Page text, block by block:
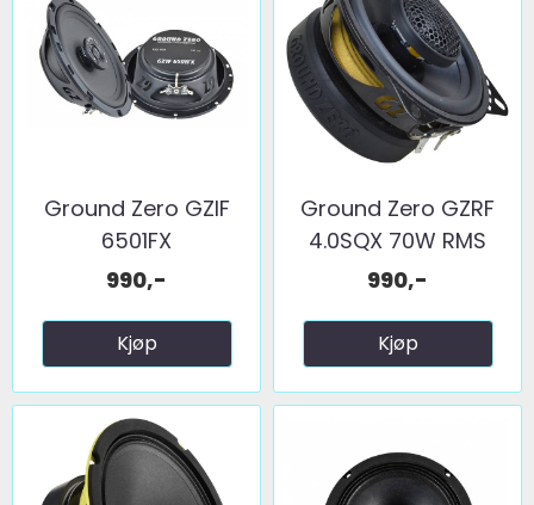
Ground Zero GZIF
6501FX
990,-
Kjøp
Ground Zero GZRF
4.0SQX 70W RMS
990,-
Kjøp